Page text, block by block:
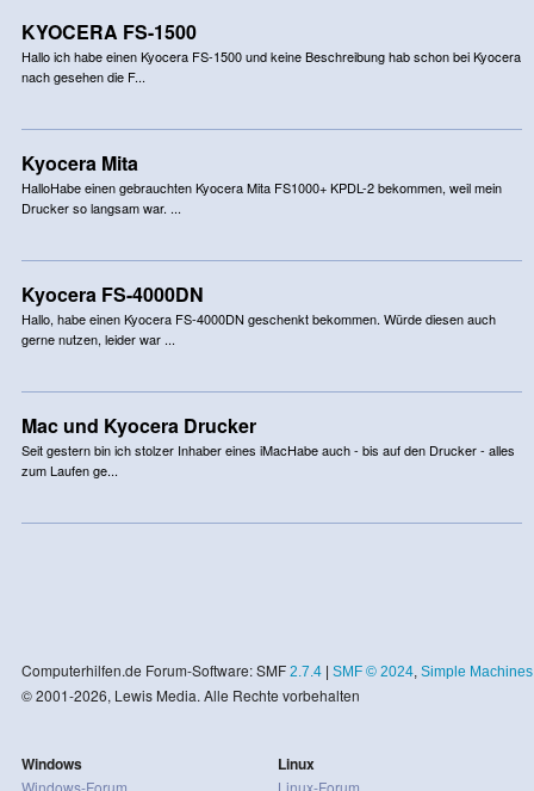
KYOCERA FS-1500
Hallo ich habe einen Kyocera FS-1500 und keine Beschreibung hab schon bei Kyocera
nach gesehen die F...
Kyocera Mita
HalloHabe einen gebrauchten Kyocera Mita FS1000+ KPDL-2 bekommen, weil mein
Drucker so langsam war. ...
Kyocera FS-4000DN
Hallo, habe einen Kyocera FS-4000DN geschenkt bekommen. Würde diesen auch
gerne nutzen, leider war ...
Mac und Kyocera Drucker
Seit gestern bin ich stolzer Inhaber eines iMacHabe auch - bis auf den Drucker - alles
zum Laufen ge...
Computerhilfen.de Forum-Software: SMF 2.7.4| SMF © 2024, Simple Machines
© 2001-2026, Lewis Media. Alle Rechte vorbehalten
Windows
Windows-Forum
Linux
Linux-Forum